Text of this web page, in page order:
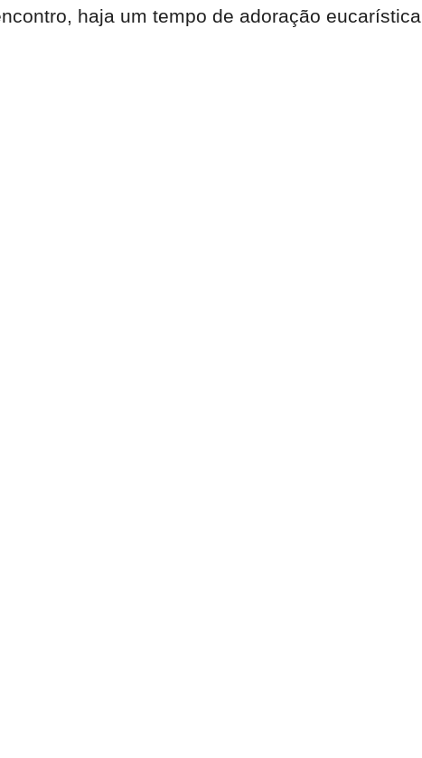
haja um tempo de adoração eucarística